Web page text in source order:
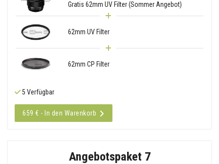
Gratis 62mm UV Filter (Sommer Angebot)
62mm UV Filter
62mm CP Filter
5 Verfügbar
659 € - In den Warenkorb
Angebotspaket 7